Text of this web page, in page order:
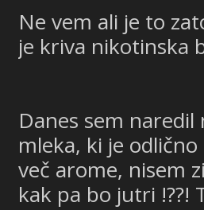
Ne vem ali je to
je kriva nikotinska
Danes sem
mleka, ki je
več arome, nisem
kak pa bo jutri !??!